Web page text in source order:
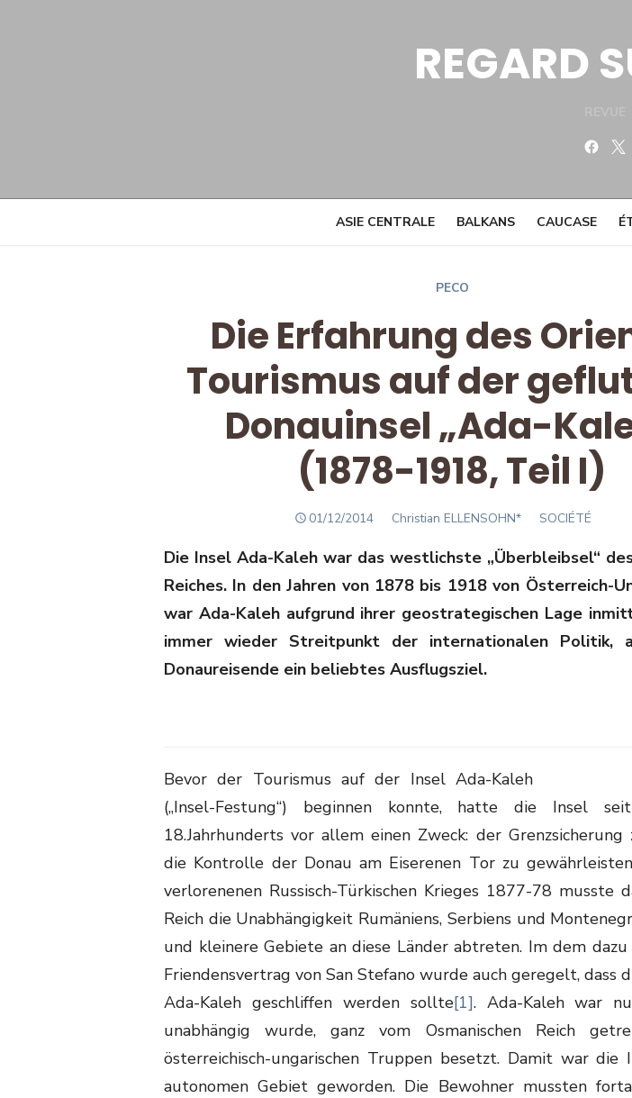
REGARD
ASIE CENTRALE BALKANS CAUCASE
PECO
Die Erfahrung des
Tourismus auf der
Donauinsel „Ada-
(1878-1918, Teil I)
POSTED
01/12/2014 Author
Christian ELLENSOHN* SOCIÉTÉ
Die Insel Ada-Kaleh war das westlichste „Überbleibsel“
Reiches. In den Jahren von 1878 bis 1918 von Österreich-
war Ada-Kaleh aufgrund ihrer geostrategischen Lage
immer wieder Streitpunkt der internationalen Politik,
Donaureisende ein beliebtes Ausflugsziel.
Bevor der Tourismus auf der Insel Ada-Kaleh
(„Insel-Festung“) beginnen konnte, hatte die Insel
18.Jahrhunderts vor allem einen Zweck: der
die Kontrolle der Donau am Eiserenen Tor zu
verlorenenen Russisch-Türkischen Krieges 1877-78 musste
Reich die Unabhängigkeit Rumäniens, Serbiens und
und kleinere Gebiete an diese Länder abtreten. Im dem dazu
Friendensvertrag von San Stefano wurde auch geregelt, dass
Ada-Kaleh geschliffen werden sollte[1]. Ada-Kaleh war
unabhängig wurde, ganz vom Osmanischen Reich
österreichisch-ungarischen Truppen besetzt. Damit war die
autonomen Gebiet geworden. Die Bewohner mussten